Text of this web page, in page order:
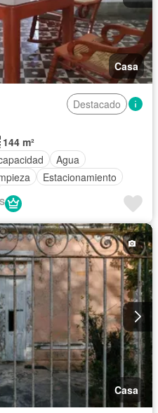
Casa
Destacado
144 m²
Agua
Estacionamiento
Casa